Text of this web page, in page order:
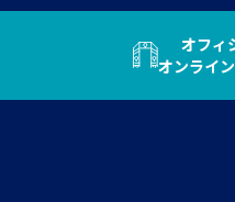
オフィ
オンライ